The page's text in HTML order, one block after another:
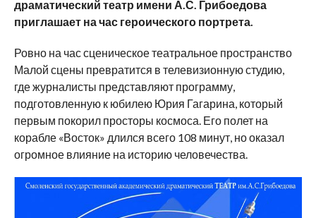
драматический театр имени А.С. Грибоедова
приглашает на час героического портрета.
Ровно на час сценическое театральное пространство
Малой сцены превратится в телевизионную студию,
где журналисты представляют программу,
подготовленную к юбилею Юрия Гагарина, который
первым покорил просторы космоса. Его полет на
корабле «Восток» длился всего 108 минут, но оказал
огромное влияние на историю человечества.